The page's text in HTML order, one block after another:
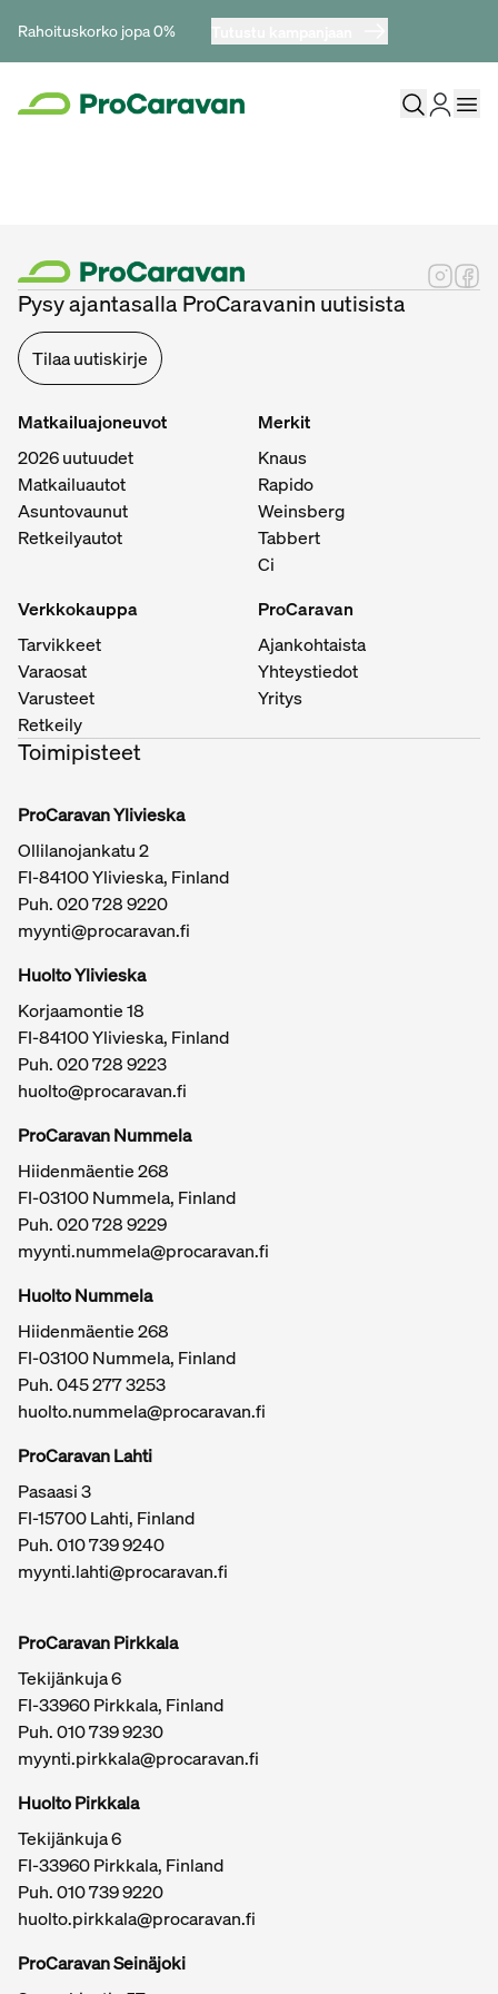
Rahoituskorko jopa 0%
Tärkeitä linkkejä / sivukartta
Pysy ajantasalla ProCaravanin uutisista
Tilaa uutiskirje
Matkailuajoneuvot
2026 uutuudet
Matkailuautot
Asuntovaunut
Retkeilyautot
Merkit
Knaus
Rapido
Weinsberg
Tabbert
Ci
Verkkokauppa
Tarvikkeet
Varaosat
Varusteet
Retkeily
ProCaravan
Ajankohtaista
Yhteystiedot
Yritys
Toimipisteet
ProCaravan Ylivieska
Ollilanojankatu 2
FI-84100 Ylivieska, Finland
Puh.020 728 9220
myynti@procaravan.fi
Huolto Ylivieska
Korjaamontie 18
FI-84100 Ylivieska, Finland
Puh.020 728 9223
huolto@procaravan.fi
ProCaravan Nummela
Hiidenmäentie 268
FI-03100 Nummela, Finland
Puh.020 728 9229
myynti.nummela@procaravan.fi
Huolto Nummela
Hiidenmäentie 268
FI-03100 Nummela, Finland
Puh. 045 277 3253
huolto.nummela@procaravan.fi
ProCaravan Lahti
Pasaasi 3
FI-15700 Lahti, Finland
Puh.010 739 9240
myynti.lahti@procaravan.fi
ProCaravan Pirkkala
Tekijänkuja 6
FI-33960 Pirkkala, Finland
Puh.010 739 9230
myynti.pirkkala@procaravan.fi
Huolto Pirkkala
Tekijänkuja 6
FI-33960 Pirkkala, Finland
Puh.010 739 9220
huolto.pirkkala@procaravan.fi
ProCaravan Seinäjoki